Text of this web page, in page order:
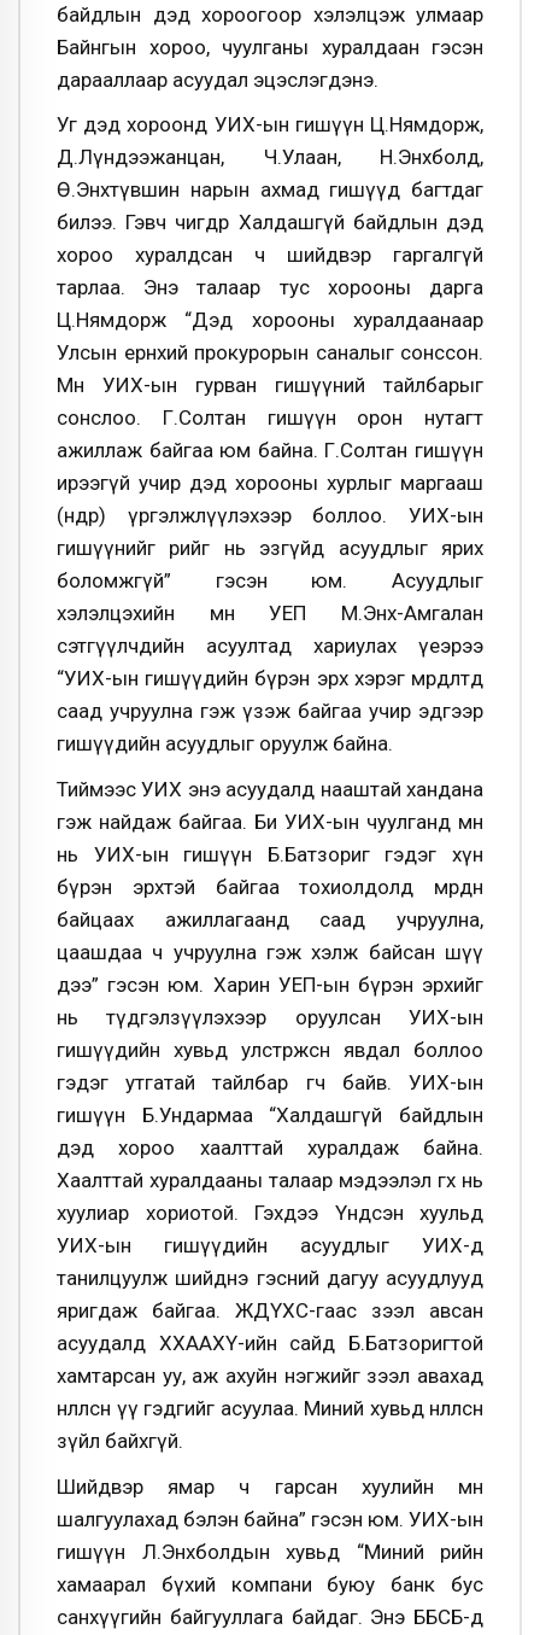
байдлын дэд хороогоор хэлэлцэж улмаар
Байнгын хороо, чуулганы хуралдаан гэсэн
дарааллаар асуудал эцэслэгдэнэ.
Уг дэд хороонд УИХ-ын гишүүн Ц.Нямдорж,
Д.Лүндээжанцан, Ч.Улаан, Н.Энхболд,
Ө.Энхтүвшин нарын ахмад гишүүд багтдаг
билээ. Гэвч өчигдөр Халдашгүй байдлын дэд
хороо хуралдсан ч шийдвэр гаргалгүй
тарлаа. Энэ талаар тус хорооны дарга
Ц.Нямдорж “Дэд хорооны хуралдаанаар
Улсын ерөнхий прокурорын саналыг сонссон.
Мөн УИХ-ын гурван гишүүний тайлбарыг
сонслоо. Г.Солтан гишүүн орон нутагт
ажиллаж байгаа юм байна. Г.Солтан гишүүн
ирээгүй учир дэд хорооны хурлыг маргааш
(өнөөдөр) үргэлжлүүлэхээр боллоо. УИХ-ын
гишүүнийг өөрийг нь эзгүйд асуудлыг ярих
боломжгүй” гэсэн юм. Асуудлыг
хэлэлцэхийн өмнө УЕП М.Энх-Амгалан
сэтгүүлчдийн асуултад хариулах үеэрээ
“УИХ-ын гишүүдийн бүрэн эрх хэрэг мөрдөлтөд
саад учруулна гэж үзэж байгаа учир эдгээр
гишүүдийн асуудлыг оруулж байна.
Тиймээс УИХ энэ асуудалд нааштай хандана
гэж найдаж байгаа. Би УИХ-ын чуулганд өмнө
нь УИХ-ын гишүүн Б.Батзориг гэдэг хүн
бүрэн эрхтэй байгаа тохиолдолд мөрдөн
байцаах ажиллагаанд саад учруулна,
цаашдаа ч учруулна гэж хэлж байсан шүү
дээ” гэсэн юм. Харин УЕП-ын бүрэн эрхийг
нь түдгэлзүүлэхээр оруулсан УИХ-ын
гишүүдийн хувьд улстөржсөн явдал боллоо
гэдэг утгатай тайлбар өгч байв. УИХ-ын
гишүүн Б.Ундармаа “Халдашгүй байдлын
дэд хороо хаалттай хуралдаж байна.
Хаалттай хуралдааны талаар мэдээлэл өгөх нь
хуулиар хориотой. Гэхдээ Үндсэн хуульд
УИХ-ын гишүүдийн асуудлыг УИХ-д
танилцуулж шийднэ гэсний дагуу асуудлууд
яригдаж байгаа. ЖДҮХС-гаас зээл авсан
асуудалд ХХААХҮ-ийн сайд Б.Батзоригтой
хамтарсан уу, аж ахуйн нэгжийг зээл авахад
нөлөөлсөн үү гэдгийг асуулаа. Миний хувьд нөлөөлсөн
зүйл байхгүй.
Шийдвэр ямар ч гарсан хуулийн өмнө
шалгуулахад бэлэн байна” гэсэн юм. УИХ-ын
гишүүн Л.Энхболдын хувьд “Миний өөрийн
хамаарал бүхий компани буюу банк бус
санхүүгийн байгууллага байдаг. Энэ ББСБ-д